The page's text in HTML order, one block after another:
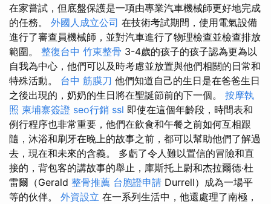
在家嘗試，但底盤保護是一項由專業汽車機械師更好地完成
的任務。 外國人成立公司 在技​​術考試期間，使用電氣設備
進行了審查員機械師，並對汽車進行了物理檢查並檢查排放
範圍。 整復台中 竹東整骨 3-4歲的孩子的孩子認為更為以
自我為中心，他們可以及時考慮並放置與他們相關的日常和
特殊活動。 台中 筋膜刀 他們知道自己的生日是在爸爸生日
之後出現的，奶奶的生日將在聖誕節前的下一個。 按摩執
照 柬埔寨簽證 seo行銷 ssl 即使在這個年齡段，時間表和
例行程序也非常重要，他們在飲食和午餐之前如何互相跟
隨，沐浴和刷牙在晚上的故事之前，都可以幫助他們了解過
去，現在和未來的含義。 多虧了令人難以置信的冒險和直
接的，背包客的講故事的舉止，庫斯托上尉和杰拉爾德·杜
雷爾（Gerald 整骨推薦 台胞證申請 Durrell）成為一場平
等的伙伴。 外資設立 在一系列生活中，他還處理了南極，